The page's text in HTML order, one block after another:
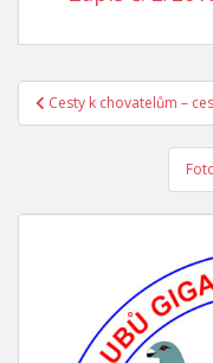
Navigace
Cesty k chovatelům –